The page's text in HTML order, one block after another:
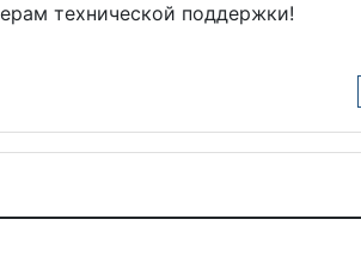
технической поддержки!